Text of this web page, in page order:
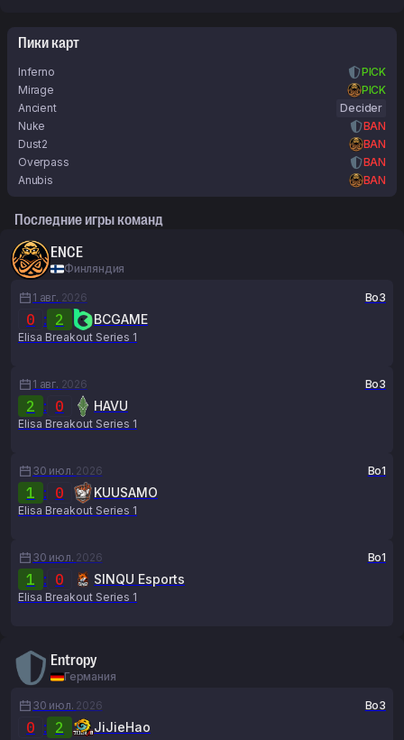
Пики карт
Inferno
PICK
Mirage
PICK
Ancient
Decider
Nuke
BAN
Dust2
BAN
Overpass
BAN
Anubis
BAN
Последние игры команд
ENCE
Финляндия
1 авг. 2026 Bo3
0 : 2 BCGAME
Elisa Breakout Series 1
1 авг. 2026 Bo3
2 : 0 HAVU
Elisa Breakout Series 1
30 июл. 2026 Bo1
1 : 0 KUUSAMO
Elisa Breakout Series 1
30 июл. 2026 Bo1
1 : 0 SINQU Esports
Elisa Breakout Series 1
Entropy
Германия
30 июл. 2026 Bo3
0 : 2 JiJieHao